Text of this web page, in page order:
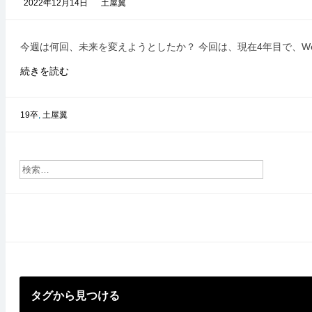
2022年12月14日 土屋翼
今週は何回、未来を変えようとしたか？ 今回は、現在4年目で、
続きを読む今
来
た
か？
19卒, 土屋翼
タグから見つける